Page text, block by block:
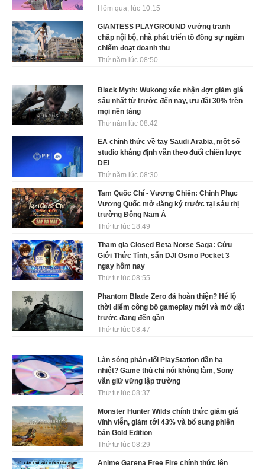
Hôm qua, lúc 10:15
GIANTESS PLAYGROUND vướng tranh
chấp nội bộ, nhà phát triển tố đồng sự ngầm
chiếm đoạt doanh thu
Thứ năm lúc 08:50
Black Myth: Wukong xác nhận đợt giảm giá
sâu nhất từ trước đến nay, ưu đãi 30% trên
mọi nền tảng
Thứ năm lúc 08:42
EA chính thức về tay Saudi Arabia, một số
studio khẳng định vẫn theo đuổi chiến lược
DEI
Thứ năm lúc 08:30
Tam Quốc Chí - Vương Chiến: Chinh Phục
Vương Quốc mở đăng ký trước tại sáu thị
trường Đông Nam Á
Thứ tư lúc 18:49
Tham gia Closed Beta Norse Saga: Cửu
Giới Thức Tỉnh, săn DJI Osmo Pocket 3
ngay hôm nay
Thứ tư lúc 08:55
Phantom Blade Zero đã hoàn thiện? Hé lộ
thời điểm công bố gameplay mới và mở đặt
trước đang đến gần
Thứ tư lúc 08:47
Làn sóng phản đối PlayStation dần hạ
nhiệt? Game thủ chỉ nói không làm, Sony
vẫn giữ vững lập trường
Thứ tư lúc 08:37
Monster Hunter Wilds chính thức giảm giá
vĩnh viễn, giảm tới 43% và bổ sung phiên
bản Gold Edition
Thứ tư lúc 08:29
Anime Garena Free Fire chính thức lên